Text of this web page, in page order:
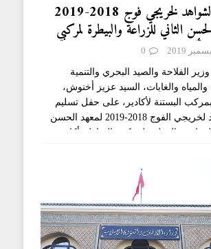
تسليم الشواهد لخريجي فوج 2018-2019
الثاني للزراعة والبيطرة لمركبي
0
الفلاحة والصيد البحري والتنمية
والمياه والغابات، السيد عزيز أخنوش،
بمركب البستنة لأكادير، على حفل تسليم
الشواهد لخريجي الفوج 2018-2019 لمعهد الحسن
والبيطرة لمركبي الرباط وأكادير،